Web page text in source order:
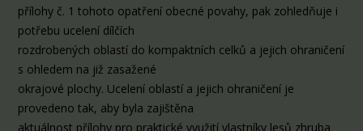
přílohy č. 1 tohoto opatření obecné povahy, pak zohledňuje i
potřebu ucelení dílčích
rozdrobených oblastí do kompaktních celků a jejich ohraničení
s ohledem na již zasažené
okrajové plochy. Ucelení oblastí a jejich ohraničení je
provedeno tak, aby byla zajištěna
aktuálnost přílohy pro praktické využití vlastníky lesů zhruba